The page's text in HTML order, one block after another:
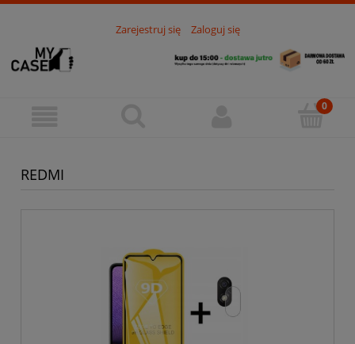
Zarejestruj się Zaloguj się
REDMI